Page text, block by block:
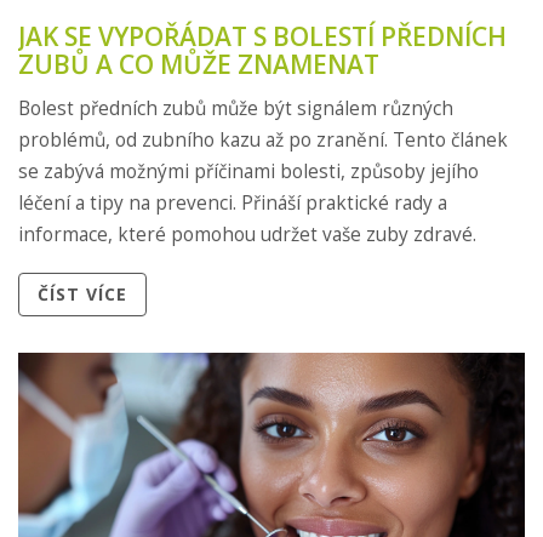
JAK SE VYPOŘÁDAT S BOLESTÍ PŘEDNÍCH
ZUBŮ A CO MŮŽE ZNAMENAT
Bolest předních zubů může být signálem různých
problémů, od zubního kazu až po zranění. Tento článek
se zabývá možnými příčinami bolesti, způsoby jejího
léčení a tipy na prevenci. Přináší praktické rady a
informace, které pomohou udržet vaše zuby zdravé.
ČÍST VÍCE